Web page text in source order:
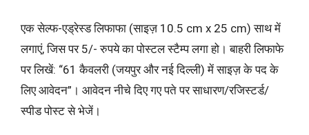
एक सेल्फ-एड्रेस्ड लिफाफा (साइज़ 10.5 cm x 25 cm) साथ में
लगाएं, जिस पर 5/- रुपये का पोस्टल स्टैम्प लगा हो। बाहरी लिफाफे
पर लिखें: “61 कैवलरी (जयपुर और नई दिल्ली) में साइज़ के पद के
लिए आवेदन”। आवेदन नीचे दिए गए पते पर साधारण/रजिस्टर्ड/
स्पीड पोस्ट से भेजें।